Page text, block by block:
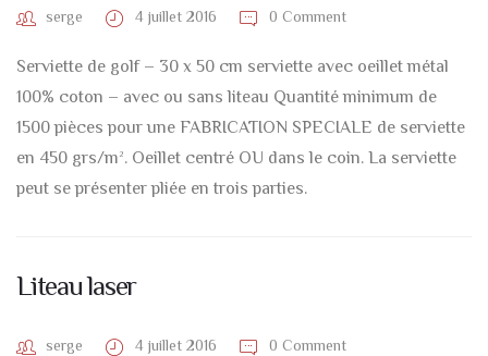
serge 4 juillet 2016 0 Comment
Serviette de golf – 30 x 50 cm serviette avec oeillet métal
100% coton – avec ou sans liteau Quantité minimum de
1500 pièces pour une FABRICATION SPECIALE de serviette
en 450 grs/m². Oeillet centré OU dans le coin. La serviette
peut se présenter pliée en trois parties.
Liteau laser
serge 4 juillet 2016 0 Comment